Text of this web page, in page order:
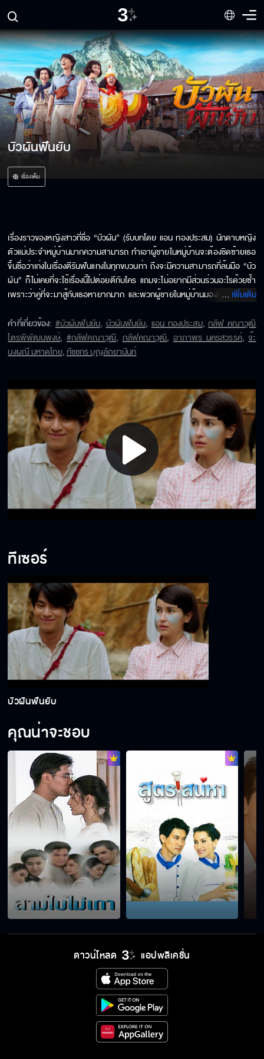
บัวผันฟันยับ
เรื่องเต็ม
เรื่องราวของหญิงสาวที่ชื่อ “บัวผัน” (รับบทโดย แอน ทองประสม) นักดาบหญิง
ตัวแม่ประจำหมู่บ้านมากความสามารถ ทำเอาผู้ชายในหมู่บ้านจะต้องชิดซ้ายเธอ
ขึ้นชื่อว่าเก่งในเรื่องตีรันฟันแทงในทุกขบวนท่า ถึงจะมีความสามารถที่ล้นมือ “บัว
ผัน” ก็ไม่เคยที่จะใช้เรื่องนี้ไปต่อยตีกับใคร แถมจะไม่อยากมีส่วนร่วมอะไรด้วยซ้ำ
เพราะว่าคู่ที่จะมาสู้กับเธอหายากมาก และพวกผู้ชายในหมู่บ้านมองเธอเป็นลูกพี่
สรรหา อาวุธเครื่องไม้เครื่องมือที่ประดิษฐ์ขึ้นมา เพื่อสร้างความวุ่วายในหมู่บ้าน
อยู่บ่อย ๆ แต่ด้วยความเพี๊ยนของเธอและแก๊งกลับทำให้ไล่พวกทหารญี่ปุ่นออก
ไปจากหมู่บ้านได้ จากนั้นมาชื่อเสียงของเธอ ก็กลายเป็นที่คนรู้จักมากมายไปยัง
ทว่าในตอนแรก “บัวผัน” ใจเเข็งไม่ยอมรับแต่ด้วยลูกตื้อของ “ขาม” จนทำให้เธอ
ใจอ่อนและยอมรับเขาเป็นศิษย์จากนั้น “ขาม” เมื่อได้ฝึกฝนจนเก่งจากนั้นเขา
อยากเป็นฮีโร่เหมือนพ่อของตัวเอง จากนั้น “บัวผัน” และแก๊งของเธอจึงต้อง
ทำการฝึกฝนให้เขาทำตามความฝันให้ได้มาดูกันว่าพวกเขาจะทำสำเร็จหรือไม่?
ต้องติดตามชม
... เพิ่มเติม
คำที่เกี่ยวข้อง: #บัวผันฟันยับ,บัวผันฟันยับ, แอน ทองประสม,กลัฟ คณาวุฒิ
ไตรพิพัฒนพงษ์,#กลัฟคณาวุฒิ,กลัฟคณาวุฒิ, อาภาพร นครสวรรค์,จ๊ะ
นงผณี มหาดไทย,ทัชชกร บุญลัภยานันท์
Play
Video
ทีเซอร์
บัวผันฟันยับ
คุณน่าจะชอบ
ดาวน์โหลด แอปพลิเคชั่น